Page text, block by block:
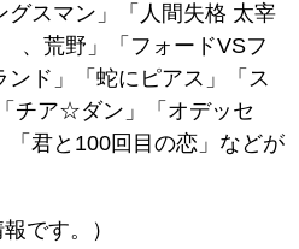
グスマン」「人間失格 太宰
、荒野」「フォードVSフ
ンド」「蛇にピアス」「ス
チア☆ダン」「オデッセ
「君と100回目の恋」などが
です。）